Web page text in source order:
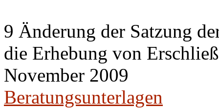
9 Änderung der Satzung
die Erhebung von
November 2009
Beratungsunterlagen